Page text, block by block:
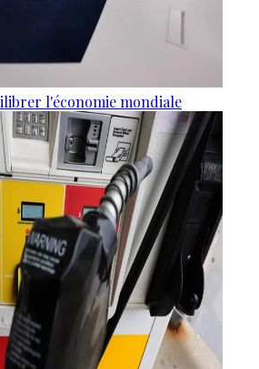
l'économie mondiale